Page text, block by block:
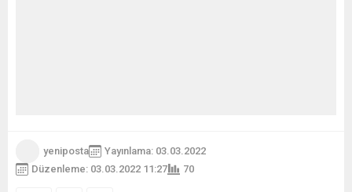
yeniposta
Yayınlama: 03.03.2022
Düzenleme: 03.03.2022 11:27
70